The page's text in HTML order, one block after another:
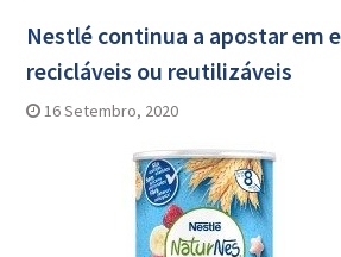
Nestlé continua a apostar em
recicláveis ou reutilizáveis
16 Setembro, 2020